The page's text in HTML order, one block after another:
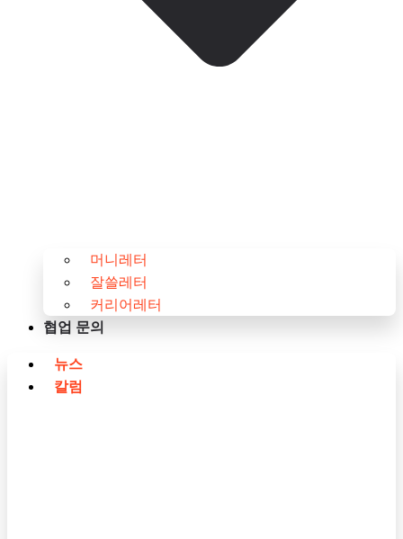
머니레터
잘쓸레터
커리어레터
협업 문의
뉴스
칼럼